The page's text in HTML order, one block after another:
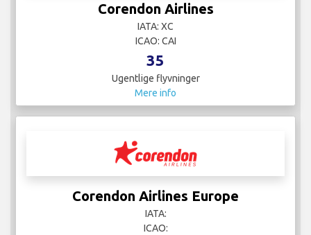
Corendon Airlines
IATA: XC
ICAO: CAI
35
Ugentlige flyvninger
Mere info
Corendon Airlines Europe
IATA:
ICAO: